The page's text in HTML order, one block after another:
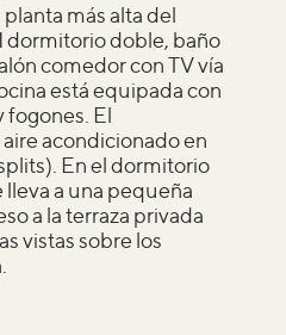
más alta del
dormitorio doble, baño
comedor con TV vía
está equipada con
fogones. El
acondicionado en
En el dormitorio
lleva a una pequeña
a la terraza privada
vistas sobre los